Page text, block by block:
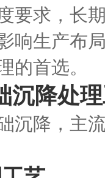
要求，长
响生产布
的首选。
沉降处
沉降，主